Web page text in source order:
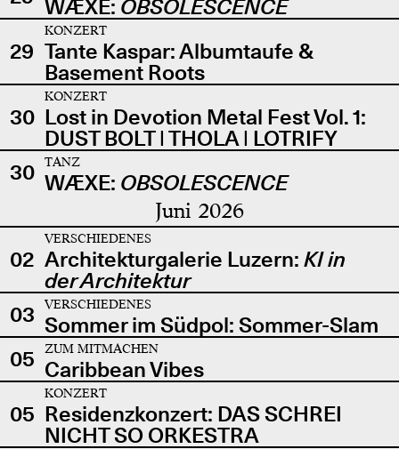
WÆXE: OBSOLESCENCE
29
KONZERT
Tante Kaspar: Albumtaufe &
Basement Roots
30
KONZERT
Lost in Devotion Metal Fest Vol. 1:
DUST BOLT | THOLA | LOTRIFY
30
TANZ
WÆXE: OBSOLESCENCE
Juni 2026
02
VERSCHIEDENES
Architekturgalerie Luzern: KI in
der Architektur
03
VERSCHIEDENES
Sommer im Südpol: Sommer-Slam
05
ZUM MITMACHEN
Caribbean Vibes
05
KONZERT
Residenzkonzert: DAS SCHREI
NICHT SO ORKESTRA